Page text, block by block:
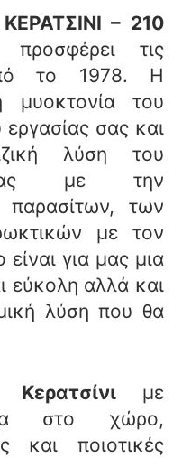
– 210
προσφέρει τις
το 1978. Η
μυοκτονία του
σας και
λύση του
σας με την
των
με τον
για μας μια
εύκολη αλλά και
λύση που θα
Κερατσίνιμε
στο χώρο,
και ποιοτικές